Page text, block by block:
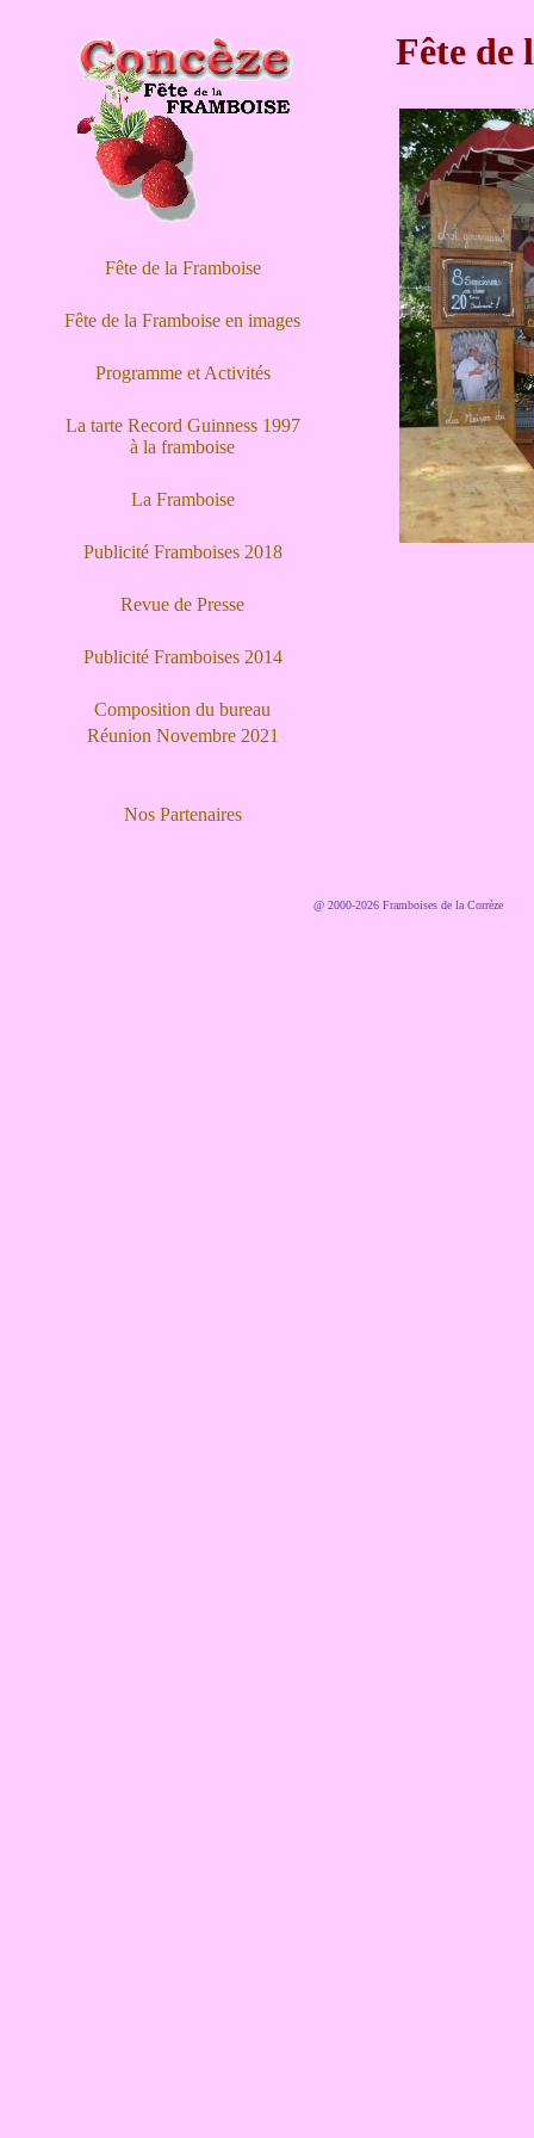
Fête de la Framboise
Fête de la Framboise en images
Programme et Activités
La tarte Record Guinness 1997
à la framboise
La Framboise
Publicité Framboises 2018
Revue de Presse
Publicité Framboises 2014
Composition du bureau
Réunion Novembre 2021
Nos Partenaires
Fête de
@ 2000-2026 Framboises de la Corrèze